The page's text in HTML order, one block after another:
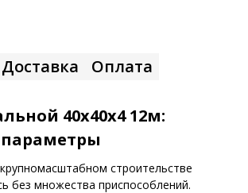
Доставка Оплата
40х40х4 12м:
строительстве
без множества приспособлений.